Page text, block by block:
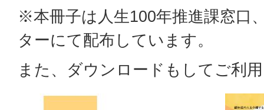
※本冊子は人生100年推進課窓口
ターにて配布しています。
また、ダウンロードもしてご利